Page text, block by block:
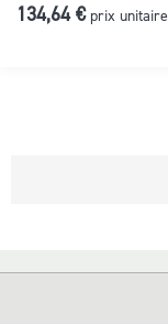
134,64 € prix unitaire